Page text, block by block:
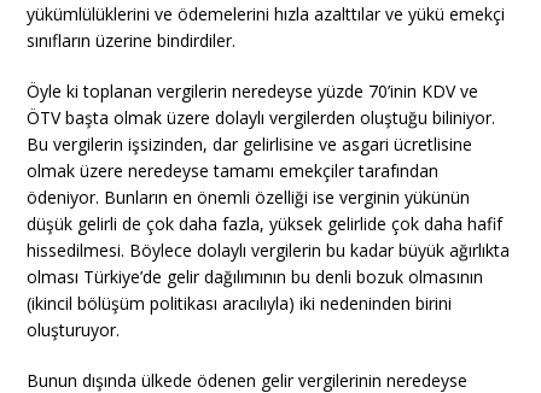
yükümlülüklerini ve ödemelerini hızla azalttılar ve yükü emekçi
sınıfların üzerine bindirdiler.
Öyle ki toplanan vergilerin neredeyse yüzde 70’inin KDV ve
ÖTV başta olmak üzere dolaylı vergilerden oluştuğu biliniyor.
Bu vergilerin işsizinden, dar gelirlisine ve asgari ücretlisine
olmak üzere neredeyse tamamı emekçiler tarafından
ödeniyor. Bunların en önemli özelliği ise verginin yükünün
düşük gelirli de çok daha fazla, yüksek gelirlide çok daha hafif
hissedilmesi. Böylece dolaylı vergilerin bu kadar büyük ağırlıkta
olması Türkiye’de gelir dağılımının bu denli bozuk olmasının
(ikincil bölüşüm politikası aracılıyla) iki nedeninden birini
oluşturuyor.
Bunun dışında ülkede ödenen gelir vergilerinin neredeyse